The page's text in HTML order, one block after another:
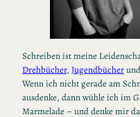
Schreiben ist meine
Drehbücher, Jugendbücherund
Wenn ich nicht gerade am
ausdenke, dann wühle ich im
Marmelade – und denke mir